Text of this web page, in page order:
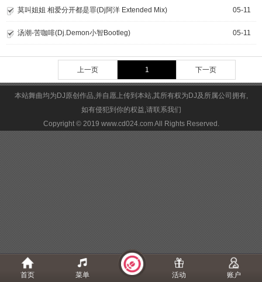
莫叫姐姐 相爱分开都是罪(Dj阿洋 Extended Mix) 05-11
汤潮-苦咖啡(Dj.Demon小智Bootleg) 05-11
上一页 1 下一页
首页 菜单 活动 账户
本站舞曲均为DJ原创作品,并自愿上传到本站,其所有权为DJ及所属公司拥有,
如有侵犯到你的权益,请联系我们
Copyright © 2019 www.cd024.com All Rights Reserved.